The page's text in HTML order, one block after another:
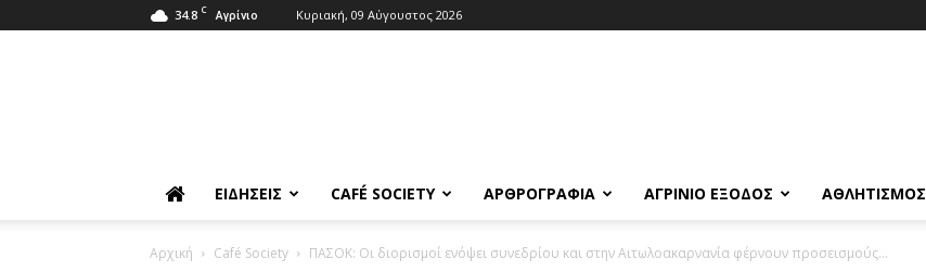
34.8 C Αγρίνιο Κυριακή, 09 Αύγουστος 2026
ΕΙΔΉΣΕΙΣ CAFÉ SOCIETY ΑΡΘΡΟΓΡΑΦΊΑ ΑΓΡΊΝΙΟ ΈΞΟΔΟΣ ΑΘΛΗΤΙΣΜΌΣ
Αρχική Café Society ΠΑΣΟΚ: Οι διορισμοί ενόψει συνεδρίου και στην Αιτωλοακαρνανία φέρνουν προσεισμούς…